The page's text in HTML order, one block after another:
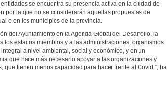
se encuentra su presencia activa en la ciudad de
por la que no se considerarán aquellas propuestas de
o en los municipios de la provincia.
del Ayuntamiento en la Agenda Global del Desarrollo, la
los estados miembros y a las administraciones, organismos
a nivel ambiental, social y económico, y en un
que hace más necesario apoyar a las organizaciones y
tienen menos capacidad para hacer frente al Covid ”, ha